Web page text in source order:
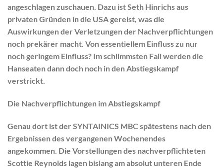
angeschlagen zuschauen. Dazu ist Seth Hinrichs aus
privaten Gründen in die USA gereist, was die
Auswirkungen der Verletzungen der Nachverpflichtungen
noch prekärer macht. Von essentiellem Einfluss zu nur
noch geringem Einfluss? Im schlimmsten Fall werden die
Hanseaten dann doch noch in den Abstiegskampf
verstrickt.
Die Nachverpflichtungen im Abstiegskampf
Genau dort ist der SYNTAINICS MBC spätestens nach den
Ergebnissen des vergangenen Wochenendes
angekommen. Die Vorstellungen des nachverpflichteten
Scottie Reynolds lagen bislang am absolut unteren Ende